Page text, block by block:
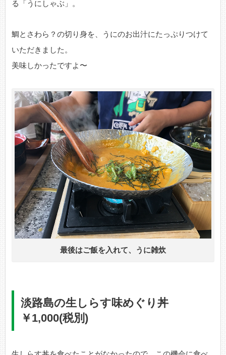
る「うにしゃぶ」。
鯛とさわら？の切り身を、うにのお出汁にたっぷりつけて
いただきました。
美味しかったですよ〜
最後はご飯を入れて、うに雑炊
淡路島の生しらす味めぐり丼
￥1,000(税別)